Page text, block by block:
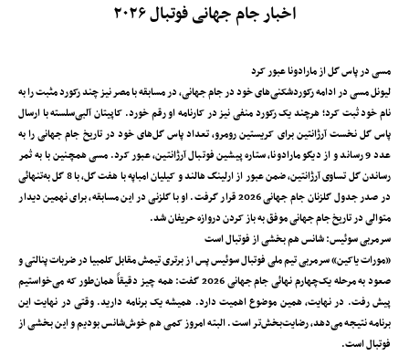
اخبار جام جهانی فوتبال ۲۰۲۶
مسی در پاس گل از مارادونا عبور کرد
لیونل مسی در ادامه رکوردشکنی‌های خود در جام جهانی، در مسابقه با مصر نیز چند رکورد مثبت را به
نام خود ثبت کرد؛ هرچند یک رکورد منفی نیز در کارنامه او رقم خورد. کاپیتان آلبی‌سلسته با ارسال
پاس گل نخست آرژانتین برای کریستین رومرو، تعداد پاس گل‌های خود در تاریخ جام جهانی را به
عدد 9 رساند و از دیگو مارادونا، ستاره پیشین فوتبال آرژانتین، عبور کرد. مسی همچنین با به ثمر
رساندن گل تساوی آرژانتین، ضمن عبور از ارلینگ ‌هالند و کیلیان امباپه با هفت گل، با 8 گل به‌تنهائی
در صدر جدول گلزنان جام جهانی 2026 قرار گرفت. او با گلزنی در این مسابقه، برای نهمین دیدار
متوالی در تاریخ جام جهانی موفق به باز کردن دروازه حریفان شد.
سرمربی سوئیس: شانس هم بخشی از فوتبال است
«مورات یاکین» سرمربی تیم ملی فوتبال سوئیس پس از برتری تیمش مقابل کلمبیا در ضربات پنالتی و
صعود به مرحله یک‌چهارم نهائی جام جهانی 2026 گفت: همه چیز دقیقاً همان‌طور که می‌خواستیم
پیش رفت. در نهایت، همین موضوع اهمیت دارد. همیشه یک برنامه دارید. وقتی در نهایت این
برنامه نتیجه می‌دهد، رضایت‌بخش‌تر است. البته امروز کمی هم خوش‌شانس بودیم و این بخشی از
فوتبال است.